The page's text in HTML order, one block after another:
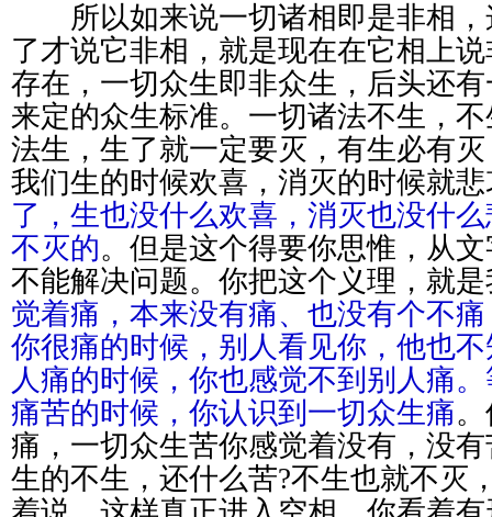
所以如来说一切诸相即是非相，
了才说它非相，就是现在在它相上
存在，一切众生即非众生，后头还
来定的众生标准。一切诸法不生，
法生，生了就一定要灭，有生必有
我们生的时候欢喜，消灭的时候就
了，生也没什么欢喜，消灭也没什
不灭的。但是这个得要你思惟，从
不能解决问题。你把这个义理，就
觉着痛，本来没有痛、也没有个不
你很痛的时候，别人看见你，他也
人痛的时候，你也感觉不到别人痛
痛苦的时候，你认识到一切众生痛
痛，一切众生苦你感觉着没有，没
生的不生，还什么苦?不生也就不灭